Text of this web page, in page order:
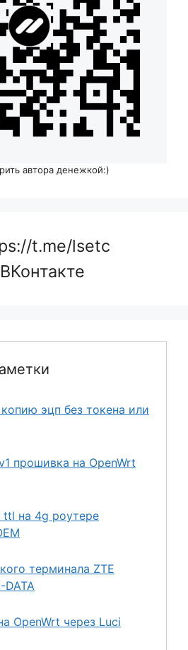
автора денежкой:)
t.me/lsetc
ВКонтакте
эцп без токена или
прошивка на OpenWrt
на 4g роутере
терминала ZTE
OpenWrt через Luci